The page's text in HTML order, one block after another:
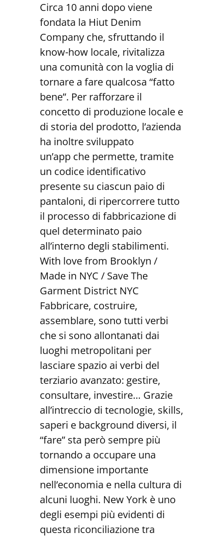
Circa 10 anni dopo viene
fondata la Hiut Denim
Company che, sfruttando il
know-how locale, rivitalizza
una comunità con la voglia di
tornare a fare qualcosa “fatto
bene”. Per rafforzare il
concetto di produzione locale e
di storia del prodotto, l’azienda
ha inoltre sviluppato
un’app che permette, tramite
un codice identificativo
presente su ciascun paio di
pantaloni, di ripercorrere tutto
il processo di fabbricazione di
quel determinato paio
all’interno degli stabilimenti.
With love from Brooklyn /
Made in NYC / Save The
Garment District NYC
Fabbricare, costruire,
assemblare, sono tutti verbi
che si sono allontanati dai
luoghi metropolitani per
lasciare spazio ai verbi del
terziario avanzato: gestire,
consultare, investire… Grazie
all’intreccio di tecnologie, skills,
saperi e background diversi, il
“fare” sta però sempre più
tornando a occupare una
dimensione importante
nell’economia e nella cultura di
alcuni luoghi. New York è uno
degli esempi più evidenti di
questa riconciliazione tra